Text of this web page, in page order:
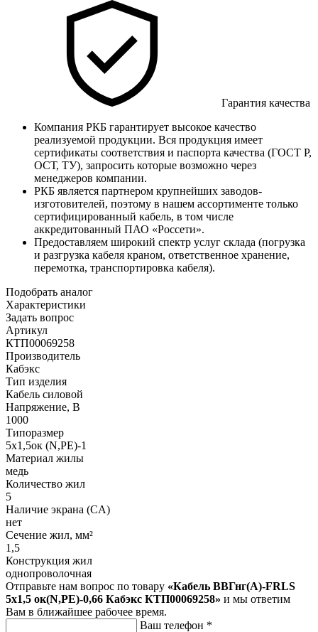
Гарантия качества
Компания РКБ гарантирует высокое качество
реализуемой продукции. Вся продукция имеет
сертификаты соответствия и паспорта качества (ГОСТ Р,
ОСТ, ТУ), запросить которые возможно через
менеджеров компании.
РКБ является партнером крупнейших заводов-
изготовителей, поэтому в нашем ассортименте только
сертифицированный кабель, в том числе
аккредитованный ПАО «Россети».
Предоставляем широкий спектр услуг склада (погрузка
и разгрузка кабеля краном, ответственное хранение,
перемотка, транспортировка кабеля).
Подобрать аналог
Характеристики
Задать вопрос
Артикул
КТП00069258
Производитель
Кабэкс
Тип изделия
Кабель силовой
Напряжение, В
1000
Типоразмер
5х1,5ок (N,PE)-1
Материал жилы
медь
Количество жил
5
Наличие экрана (CA)
нет
Сечение жил, мм²
1,5
Конструкция жил
однопроволочная
Отправьте нам вопрос по товару «Кабель ВВГнг(A)-FRLS
5х1,5 ок(N,PE)-0,66 Кабэкс КТП00069258» и мы ответим
Вам в ближайшее рабочее время.
Ваш телефон *